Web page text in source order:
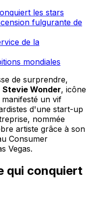
les stars
fulgurante de
de la
mondiales
de surprendre,
Stevie Wonder, icône
un vif
d'une start-up
nommée
artiste grâce à son
Consumer
Vegas.
qui conquiert